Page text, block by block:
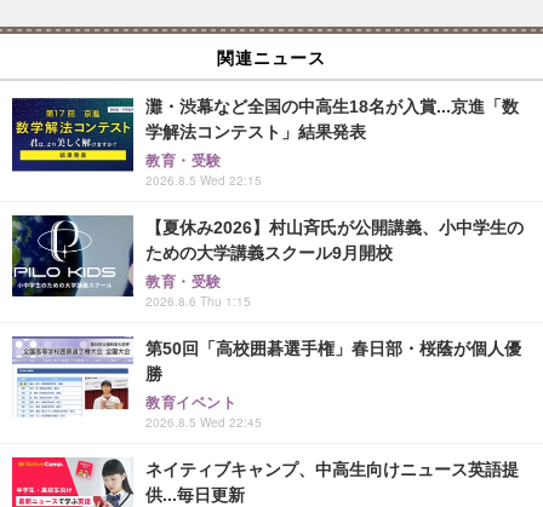
関連ニュース
灘・渋幕など全国の中高生18名が入賞...京進「数
学解法コンテスト」結果発表
教育・受験
2026.8.5 Wed 22:15
【夏休み2026】村山斉氏が公開講義、小中学生の
ための大学講義スクール9月開校
教育・受験
2026.8.6 Thu 1:15
第50回「高校囲碁選手権」春日部・桜蔭が個人優
勝
教育イベント
2026.8.5 Wed 22:45
ネイティブキャンプ、中高生向けニュース英語提
供...毎日更新